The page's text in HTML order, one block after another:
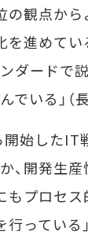
の観点か
を進めて
ダードで
でいる」（
始したIT
、開発生
もプロセ
行っている